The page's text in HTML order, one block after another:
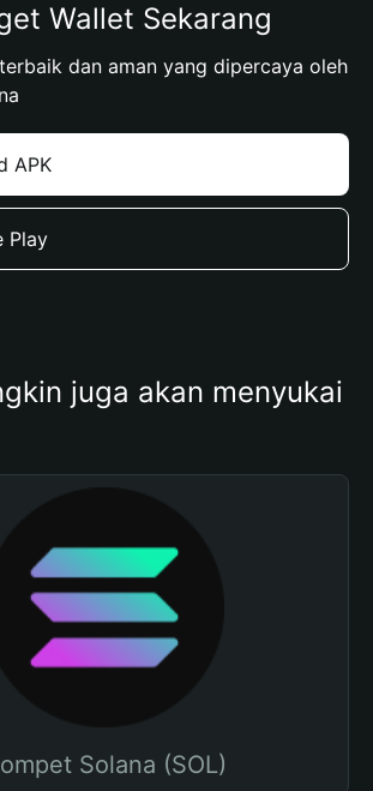
Wallet Sekarang
dan aman yang dipercaya oleh
APK
Play
juga akan menyukai
Solana (SOL)